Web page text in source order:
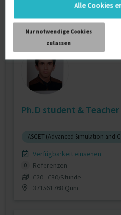
Alle Cookies
Nur notwendige Cookies
zulassen
Ph.D student &
ASCET (Advanced Simulation and
Verfügbarkeit einsehen
0
Referenzen
€20 - €30/Stunde
371561768 Qum